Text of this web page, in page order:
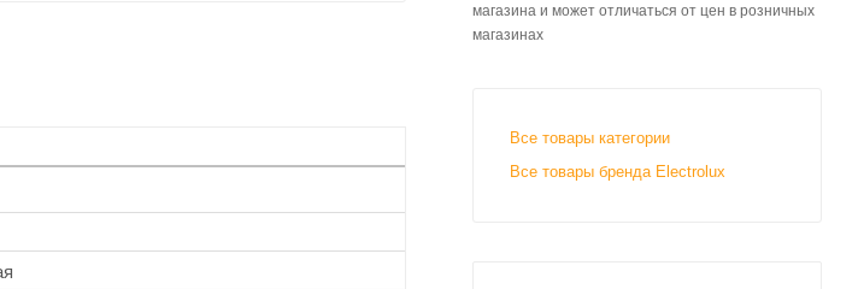
магазина и может отличаться от цен в розничных
магазинах
Все товары категории
Все товары бренда Electrolux